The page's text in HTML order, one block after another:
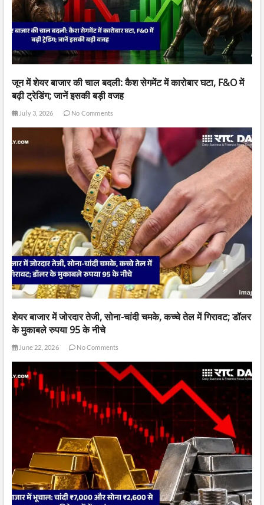
जून में शेयर बाजार की चाल बदली: कैश सेगमेंट में कारोबार घटा, F&O में
बढ़ी ट्रेडिंग; जानें इसकी बड़ी वजह
July 3, 2026 No Comments
शेयर बाजार में जोरदार तेजी, सोना-चांदी चमके, कच्चे तेल में गिरावट; डॉलर
के मुकाबले रुपया 95 के नीचे
June 22, 2026 No Comments